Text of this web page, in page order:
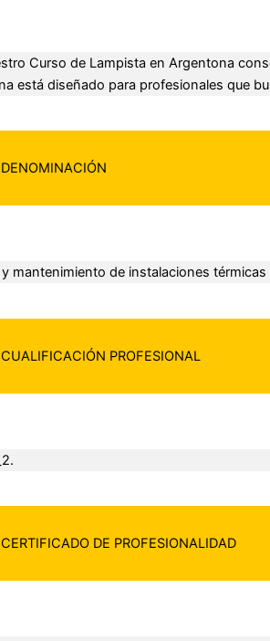
Curso de Lampista en Argentona
está diseñado para profesionales que
DENOMINACIÓN
mantenimiento de instalaciones
CUALIFICACIÓN PROFESIONAL
CERTIFICADO DE PROFESIONALIDAD